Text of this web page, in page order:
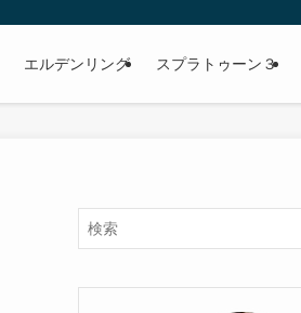
エルデンリング スプラトゥーン３